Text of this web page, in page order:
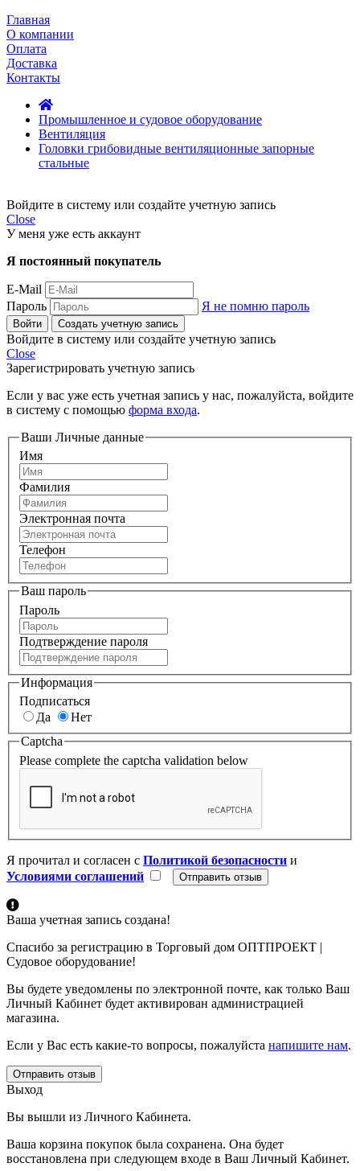
Главная
О компании
Оплата
Доставка
Контакты
Промышленное и судовое оборудование
Вентиляция
Головки грибовидные вентиляционные запорные
стальные
Войдите в систему или создайте учетную запись
Close
У меня уже есть аккаунт
Я постоянный покупатель
E-Mail
Пароль
Я не помню пароль
Войти Создать учетную запись
Войдите в систему или создайте учетную запись
Close
Зарегистрировать учетную запись
Если у вас уже есть учетная запись у нас, пожалуйста, войдите
в систему с помощью форма входа.
Ваши Личные данные
Имя
Фамилия
Электронная почта
Телефон
Ваш пароль
Пароль
Подтверждение пароля
Информация
Подписаться
Да
Нет
Captcha
Please complete the captcha validation below
Я прочитал и согласен с Политикой безопасности и
Условиями соглашений
Ваша учетная запись создана!
Спасибо за регистрацию в Торговый дом ОПТПРОЕКТ |
Судовое оборудование!
Вы будете уведомлены по электронной почте, как только Ваш
Личный Кабинет будет активирован администрацией
магазина.
Если у Вас есть какие-то вопросы, пожалуйста напишите нам.
Отправить отзыв
Выход
Вы вышли из Личного Кабинета.
Ваша корзина покупок была сохранена. Она будет
восстановлена при следующем входе в Ваш Личный Кабинет.